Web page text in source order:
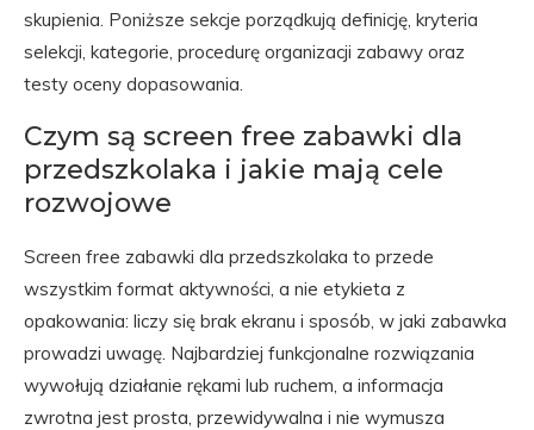
skupienia. Poniższe sekcje porządkują definicję, kryteria
selekcji, kategorie, procedurę organizacji zabawy oraz
testy oceny dopasowania.
Czym są screen free zabawki dla
przedszkolaka i jakie mają cele
rozwojowe
Screen free zabawki dla przedszkolaka to przede
wszystkim format aktywności, a nie etykieta z
opakowania: liczy się brak ekranu i sposób, w jaki zabawka
prowadzi uwagę. Najbardziej funkcjonalne rozwiązania
wywołują działanie rękami lub ruchem, a informacja
zwrotna jest prosta, przewidywalna i nie wymusza